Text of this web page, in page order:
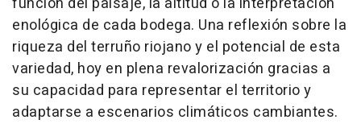
enológica de cada bodega. Una reflexión sobre la
riqueza del terruño riojano y el potencial de esta
variedad, hoy en plena revalorización gracias a
su capacidad para representar el territorio y
adaptarse a escenarios climáticos cambiantes.